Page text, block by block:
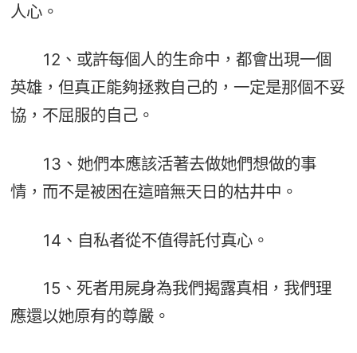
人心。
12、或許每個人的生命中，都會出現一個
英雄，但真正能夠拯救自己的，一定是那個不妥
協，不屈服的自己。
13、她們本應該活著去做她們想做的事
情，而不是被困在這暗無天日的枯井中。
14、自私者從不值得託付真心。
15、死者用屍身為我們揭露真相，我們理
應還以她原有的尊嚴。